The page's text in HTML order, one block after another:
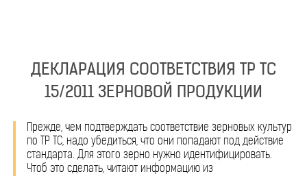
ДЕКЛАРАЦИЯ СООТВЕТСТВИЯ ТР ТС
15/2011 ЗЕРНОВОЙ ПРОДУКЦИИ
Прежде, чем подтверждать соответствие зерновых культур
по ТР ТС, надо убедиться, что они попадают под действие
стандарта. Для этого зерно нужно идентифицировать.
Чтоб это сделать, читают информацию из